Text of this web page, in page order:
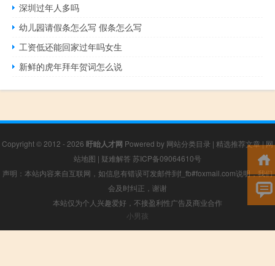
深圳过年人多吗
幼儿园请假条怎么写 假条怎么写
工资低还能回家过年吗女生
新鲜的虎年拜年贺词怎么说
Copyright © 2012 - 2026 盱眙人才网 Powered by 网站分类目录 | 精选推荐文章|网
站地图 | 疑难解答 苏ICP备09064610号
声明：本站内容来自互联网，如信息有错误可发邮件到f_fb#foxmail.com说明，我们
会及时纠正，谢谢
本站仅为个人兴趣爱好，不接盈利性广告及商业合作
小男孩